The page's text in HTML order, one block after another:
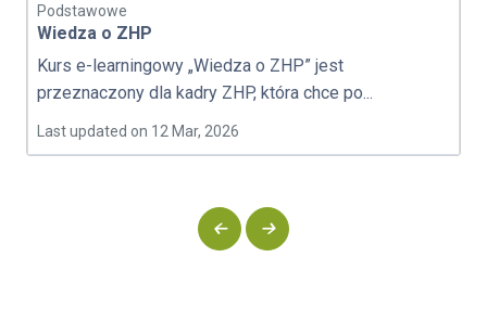
Podstawowe
Wiedza o ZHP
Kurs e-learningowy „Wiedza o ZHP” jest
przeznaczony dla kadry ZHP, która chce po...
Last updated on 12 Mar, 2026